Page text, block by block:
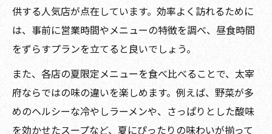
供する人気店が点在しています。効率よく訪れるために
は、事前に営業時間やメニューの特徴を調べ、昼食時間
をずらすプランを立てると良いでしょう。
また、各店の夏限定メニューを食べ比べることで、太宰
府ならではの味の違いを楽しめます。例えば、野菜が多
めのヘルシーな冷やしラーメンや、さっぱりとした酸味
を効かせたスープなど、夏にぴったりの味わいが揃って